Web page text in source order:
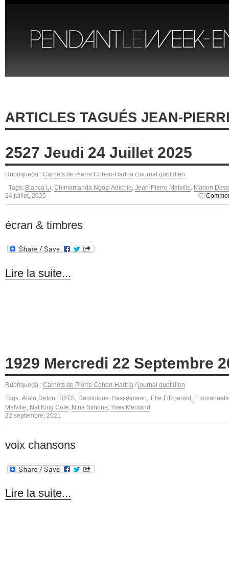
ARTICLES TAGUÉS JEAN-
2527 Jeudi 24 Juillet 2025
Rubrique(s) : Carnets de Pierre Cohen-Hadria / journal quotidien
Tags: Blanca Li, Chimamanda Ngozi Adichie, Jean-Pierre Melville, Marion
24 juillet, 2025
écran & timbres
Lire la suite...
1929 Mercredi 22 Septembre
Rubrique(s) : Carnets de Pierre Cohen-Hadria / journal quotidien
Tags: Alain Delon B2TS, Dominique Hasselmann Elle Fitzgerald
Melville Nat King Cole Nina Simone Yves Montand
22 septembre, 2021
voix chansons
Lire la suite...